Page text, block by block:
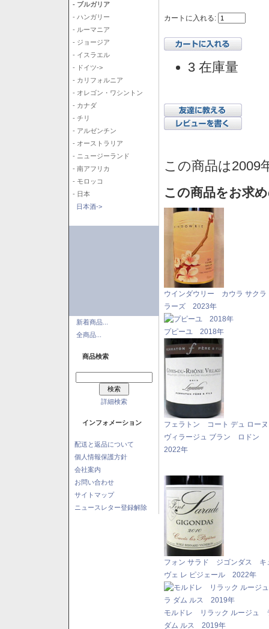
- ブルガリア
- ハンガリー
- ルーマニア
- ジョージア
- イスラエル
- ドイツ->
- カリフォルニア
- オレゴン・ワシントン
- カナダ
- チリ
- アルゼンチン
- オーストラリア
- ニュージーランド
- 南アフリカ
- モロッコ
- 日本
日本酒->
新着商品...
全商品...
商品検索
詳細検索
インフォメーション
配送と返品について
個人情報保護方針
会社案内
お問い合わせ
サイトマップ
ニュースレター登録解除
カートに入れる:
3 在庫量
この商品は2009
この商品をお求
ウインダウリー カウラ サクラ
ラーズ 2023年
プピーユ 2018年
フェラトン コート デュ ロー
ヴィラージュ ブラン ロドン
2022年
フォン サラド ジゴンダス キ
ヴェ レ ピジェール 2022年
モルドレ リラック ルージュ
ダム ルス 2019年